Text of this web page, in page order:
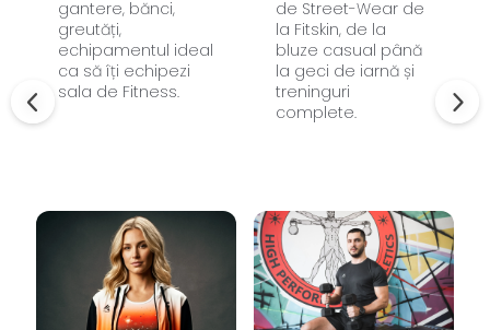
gantere, bănci,
greutăți,
echipamentul ideal
ca să îți echipezi
sala de Fitness.
de Street-Wear de
la Fitskin, de la
bluze casual până
la geci de iarnă și
treninguri
complete.